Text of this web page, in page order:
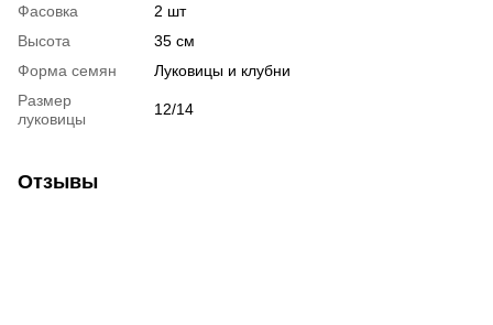
Фасовка
2 шт
Высота
35 см
Форма семян
Луковицы и клубни
Размер
луковицы
12/14
Отзывы